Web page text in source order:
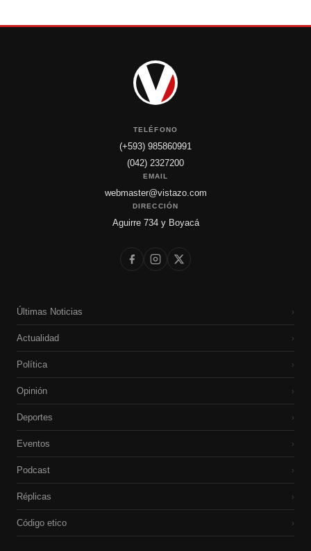
TELÉFONO
(+593) 985860991
(042) 2327200
EMAIL
webmaster@vistazo.com
DIRECCIÓN
Aguirre 734 y Boyacá
Últimas Noticias ›
Actualidad ›
Política ›
Opinión ›
Deportes ›
Eventos ›
Podcast ›
Réplicas ›
Código etico ›